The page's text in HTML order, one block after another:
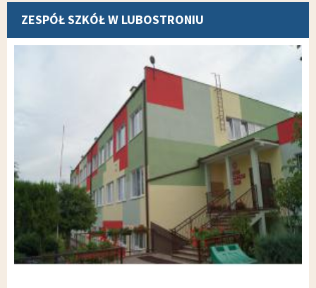
ZESPÓŁ SZKÓŁ W LUBOSTRONIU